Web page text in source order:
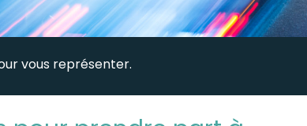
vous représenter.